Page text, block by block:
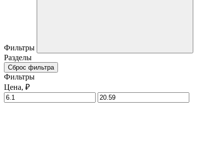
Фильтры
Разделы
Сброс фильтра
Фильтры
Цена, ₽